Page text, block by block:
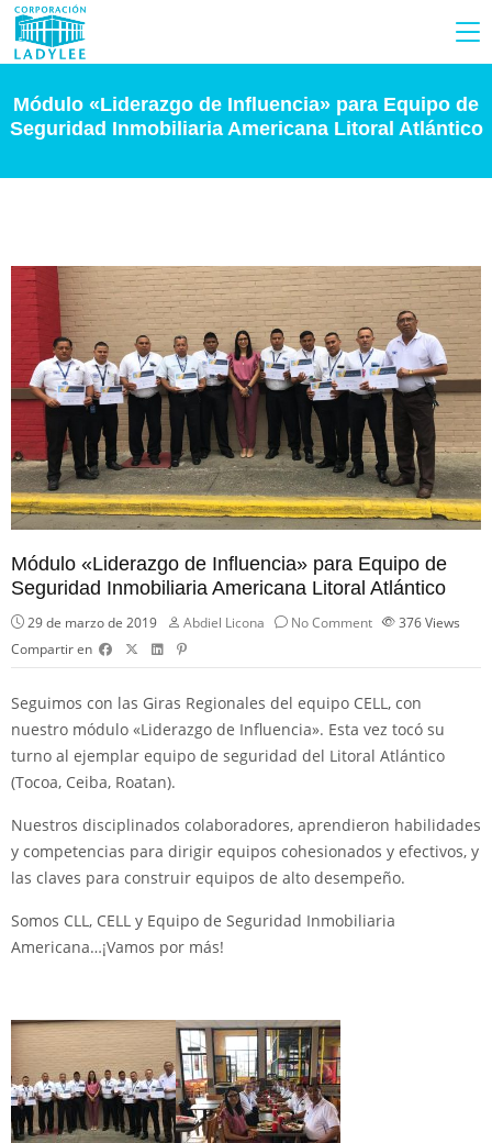
Módulo «Liderazgo de Influencia» para Equipo de
Seguridad Inmobiliaria Americana Litoral Atlántico
Módulo «Liderazgo de Influencia» para Equipo de
Seguridad Inmobiliaria Americana Litoral Atlántico
29 de marzo de 2019 Abdiel Licona No Comment 376Views
Compartir en
Seguimos con las Giras Regionales del equipo CELL, con
nuestro módulo «Liderazgo de Influencia». Esta vez tocó su
turno al ejemplar equipo de seguridad del Litoral Atlántico
(Tocoa, Ceiba, Roatan).
Nuestros disciplinados colaboradores, aprendieron habilidades
y competencias para dirigir equipos cohesionados y efectivos, y
las claves para construir equipos de alto desempeño.
Somos CLL , CELL y Equipo de Seguridad Inmobiliaria
Americana…¡Vamos por más!